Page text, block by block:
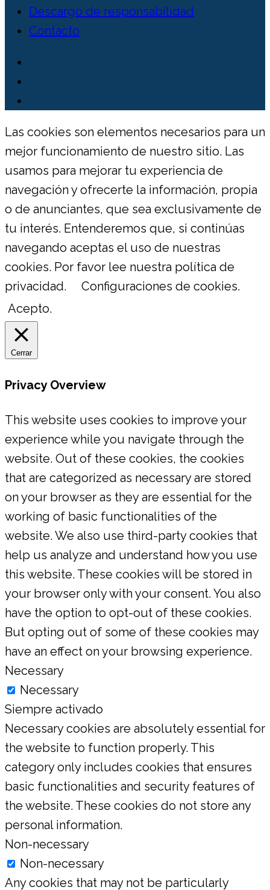
Descargo de responsabilidad
Contacto
Las cookies son elementos necesarios para un
mejor funcionamiento de nuestro sitio. Las
usamos para mejorar tu experiencia de
navegación y ofrecerte la información, propia
o de anunciantes, que sea exclusivamente de
tu interés. Entenderemos que, si continúas
navegando aceptas el uso de nuestras
cookies. Por favor lee nuestra política de
privacidad.
Configuraciones de cookies.
Acepto.
Cerrar
Privacy Overview
This website uses cookies to improve your
experience while you navigate through the
website. Out of these cookies, the cookies
that are categorized as necessary are stored
on your browser as they are essential for the
working of basic functionalities of the
website. We also use third-party cookies that
help us analyze and understand how you use
this website. These cookies will be stored in
your browser only with your consent. You also
have the option to opt-out of these cookies.
But opting out of some of these cookies may
have an effect on your browsing experience.
Necessary
Necessary
Siempre activado
Necessary cookies are absolutely essential for
the website to function properly. This
category only includes cookies that ensures
basic functionalities and security features of
the website. These cookies do not store any
personal information.
Non-necessary
Non-necessary
Any cookies that may not be particularly